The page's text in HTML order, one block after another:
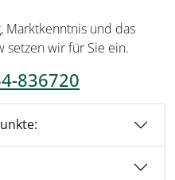
Marktkenntnis und das
setzen wir für Sie ein.
836720